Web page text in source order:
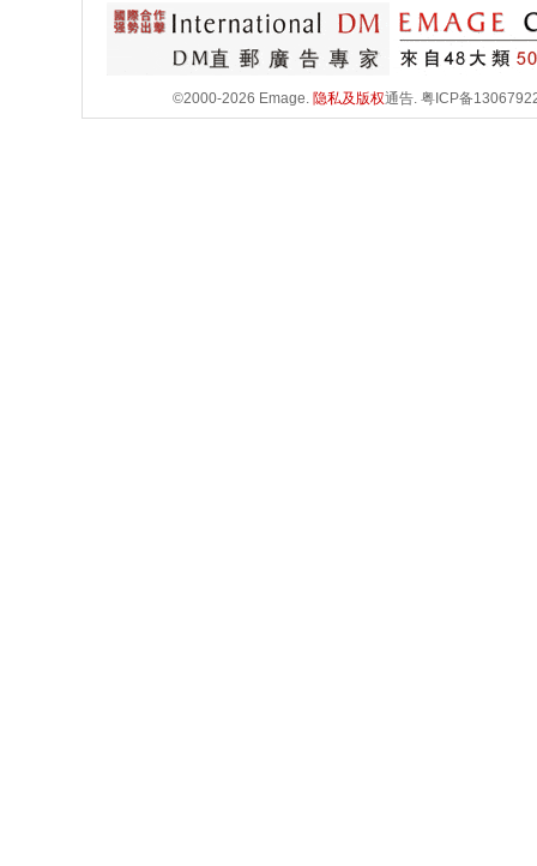
©2000-2026 Emage. 隐私及版权通告. 粤ICP备